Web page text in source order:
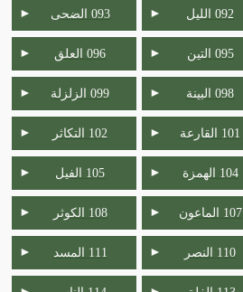
092 الليل ► 093 الضحى ►
095 التين ► 096 العلق ►
098 البينة ► 099 الزلزلة ►
101 القارعة ► 102 التكاثر ►
104 الهمزة ► 105 الفيل ►
107 الماعون ► 108 الكوثر ►
110 النصر ► 111 المسد ►